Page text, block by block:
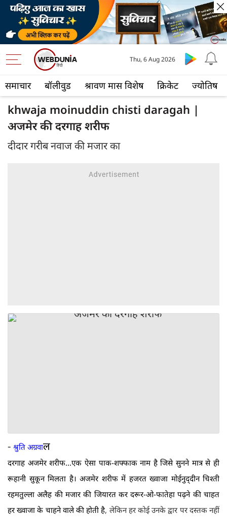
समाचार बॉलीवुड श्रावण मास विशेष क्रिकेट ज्योतिष
Thu, 6 Aug 2026
khwaja moinuddin chisti daragah |
अजमेर की दरगाह शरीफ
दीदार गरीब नवाज की मजार का
- श्रुति अग्रवाल
दरगाह अजमेर शरीफ...एक ऐसा पाक-शफ्फाक नाम है जिसे सुनने मात्र से ही
रूहानी सुकून मिलता है। अजमेर शरीफ में हजरत ख्वाजा मोईनुद्‍दीन चिश्ती
रहमतुल्ला अलैह की मजार की जियारत कर दरूर-ओ-फातेहा पढ़ने की चाहत
हर ख्वाजा के चाहने वाले की होती है, लेकिन हर कोई उनके द्वार पर दस्तक नहीं